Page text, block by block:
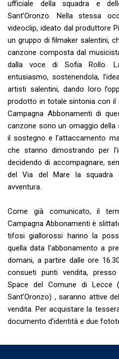
ufficiale della squadra e
Sant’Oronzo. Nella stessa
videoclip, ideato dal produttore
un gruppo di filmaker salentini,
canzone composta dal
dalla voce di Sofia Rollo.
entusiasmo, sostenendola,
artisti salentini, dando loro
prodotto in totale sintonia con il
Campagna Abbonamenti di
canzone sono un omaggio
il sostegno e l’attaccamento
che stanno dimostrando per
decidendo di accompagnare,
del Via del Mare la squadra
avventura.
Come già comunicato, il
Campagna Abbonamenti è
tifosi giallorossi hanno la
quella data l’abbonamento a
domani, a partire dalle ore
consueti punti vendita,
Space del Comune di Lecce
Sant’Oronzo) , saranno attive
vendita. Per acquistare la
documento d’identità e due